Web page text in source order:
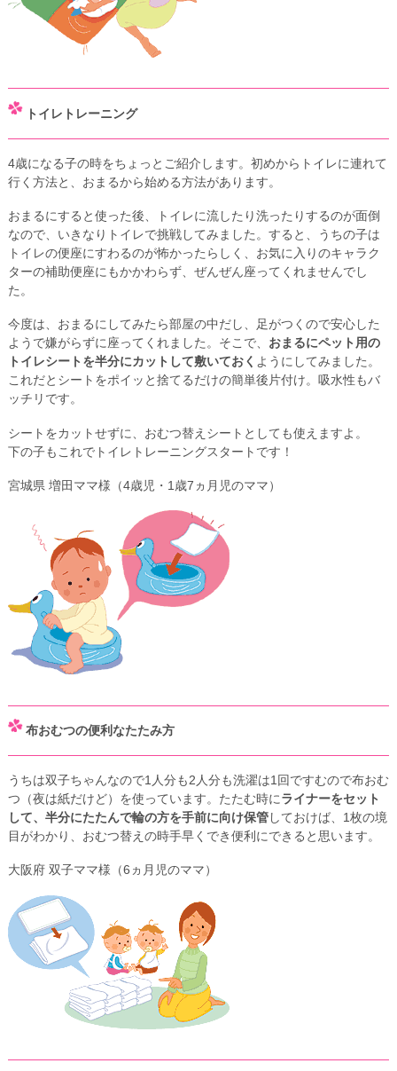
トイレトレーニング
4歳になる子の時をちょっとご紹介します。初めからトイレに連れて
行く方法と、おまるから始める方法があります。
おまるにすると使った後、トイレに流したり洗ったりするのが面倒
なので、いきなりトイレで挑戦してみました。すると、うちの子は
トイレの便座にすわるのが怖かったらしく、お気に入りのキャラク
ターの補助便座にもかかわらず、ぜんぜん座ってくれませんでし
た。
今度は、おまるにしてみたら部屋の中だし、足がつくので安心した
ようで嫌がらずに座ってくれました。そこで、 おまるにペット用の
トイレシートを半分にカットして敷いておく ようにしてみました。
これだとシートをポイッと捨てるだけの簡単後片付け。吸水性もバ
ッチリです。
シートをカットせずに、おむつ替えシートとしても使えますよ。
下の子もこれでトイレトレーニングスタートです！
宮城県 増田ママ様（4歳児・1歳7ヵ月児のママ）
布おむつの便利なたたみ方
うちは双子ちゃんなので1人分も2人分も洗濯は1回ですむので布おむ
つ（夜は紙だけど）を使っています。たたむ時にライナーをセット
して、半分にたたんで輪の方を手前に向け保管しておけば、1枚の境
目がわかり、おむつ替えの時手早くでき便利にできると思います。
大阪府 双子ママ様（6ヵ月児のママ）